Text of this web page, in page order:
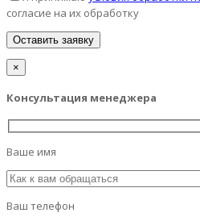
согласие на их обработку
×
Консультация менеджера
Ваше имя
Ваш телефон